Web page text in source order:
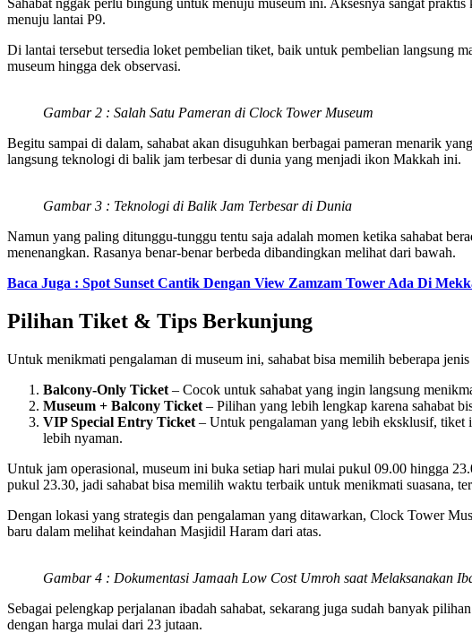
Sahabat nggak perlu bingung untuk menuju museum ini. Aksesnya sangat praktis
menuju lantai P9.
Di lantai tersebut tersedia loket pembelian tiket, baik untuk pembelian langsung
museum hingga dek observasi.
Gambar 2 : Salah Satu Pameran di Clock Tower Museum
Begitu sampai di dalam, sahabat akan disuguhkan berbagai pameran menarik
langsung teknologi di balik jam terbesar di dunia yang menjadi ikon Makkah ini.
Gambar 3 : Teknologi di Balik Jam Terbesar di Dunia
Namun yang paling ditunggu-tunggu tentu saja adalah momen ketika sahabat
menenangkan. Rasanya benar-benar berbeda dibandingkan melihat dari bawah.
Baca Juga : Spot Sunset Cantik Dengan View Zamzam Tower Ada Di
Pilihan Tiket & Tips Berkunjung
Untuk menikmati pengalaman di museum ini, sahabat bisa memilih beberapa
Balcony-Only Ticket – Cocok untuk sahabat yang ingin langsung
Museum + Balcony Ticket – Pilihan yang lebih lengkap karena sahabat
VIP Special Entry Ticket – Untuk pengalaman yang lebih eksklusif, tiket
lebih nyaman.
Untuk jam operasional, museum ini buka setiap hari mulai pukul 09.00 hingga
pukul 23.30, jadi sahabat bisa memilih waktu terbaik untuk menikmati suasana,
Dengan lokasi yang strategis dan pengalaman yang ditawarkan, Clock Tower
baru dalam melihat keindahan Masjidil Haram dari atas.
Gambar 4 : Dokumentasi Jamaah Low Cost Umroh saat Melaksanakan
Sebagai pelengkap perjalanan ibadah sahabat, sekarang juga sudah banyak
dengan harga mulai dari 23 jutaan.